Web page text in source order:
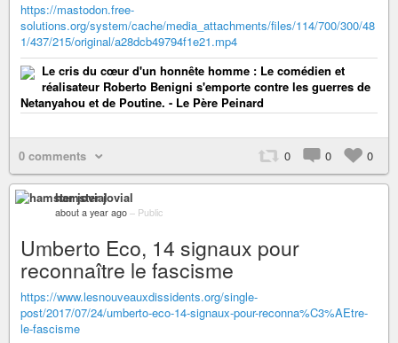
https://mastodon.free-
solutions.org/system/cache/media_attachments/files/114/700/300/48
1/437/215/original/a28dcb49794f1e21.mp4
Le cris du cœur d'un honnête homme : Le comédien et
réalisateur Roberto Benigni s'emporte contre les guerres de
Netanyahou et de Poutine. - Le Père Peinard
0 comments 0 0 0
hamster jovial
about a year ago – Public
Umberto Eco, 14 signaux pour
reconnaître le fascisme
https://www.lesnouveauxdissidents.org/single-
post/2017/07/24/umberto-eco-14-signaux-pour-reconna%C3%AEtre-
le-fascisme